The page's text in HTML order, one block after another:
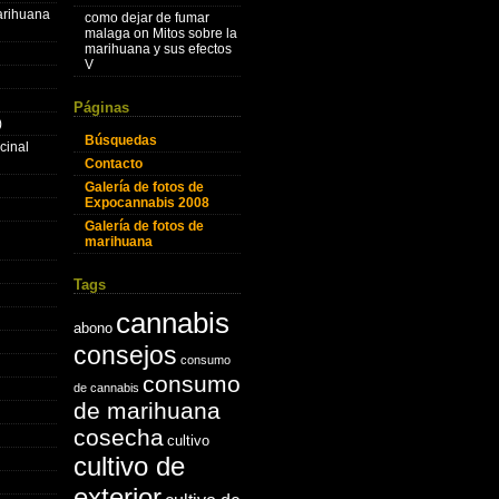
como dejar de fumar
malaga on Mitos sobre la
marihuana y sus efectos
V
Páginas
Búsquedas
Contacto
Galería de fotos de
Expocannabis 2008
Galería de fotos de
marihuana
Tags
abono cannabis
consejos consumo
de cannabis consumo
de marihuana
cosecha cultivo
cultivo de